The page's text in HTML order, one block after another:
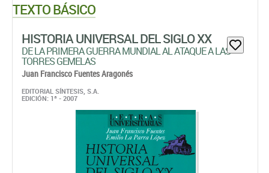
TEXTO BÁSICO
HISTORIA UNIVERSAL DEL SIGLO XX
DE LA PRIMERA GUERRA MUNDIAL AL ATAQUE A LAS
TORRES GEMELAS
Juan Francisco Fuentes Aragonés
EDITORIAL SÍNTESIS, S.A.
EDICIÓN: 1ª - 2007